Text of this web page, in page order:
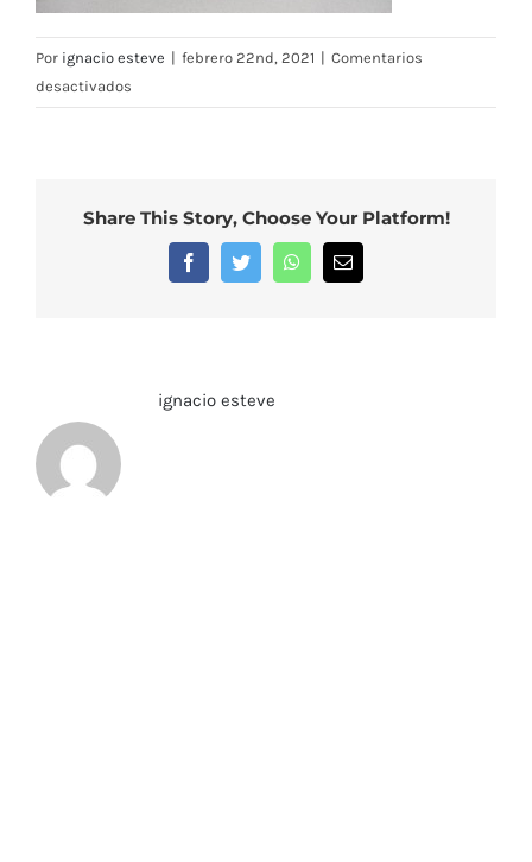
Por ignacio esteve | febrero 22nd, 2021 | Comentarios
desactivados
Riñonera
con
cremalleras
Share This Story, Choose Your Platform!
FacebookTwitter WhatsAppCorreo
electrónico
ignacio esteve